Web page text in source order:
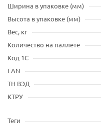
Ширина в упаковке (мм)
Высота в упаковке (мм)
Вес, кг
Количество на паллете
Код 1С
EAN
ТН ВЭД
КТРУ
Теги